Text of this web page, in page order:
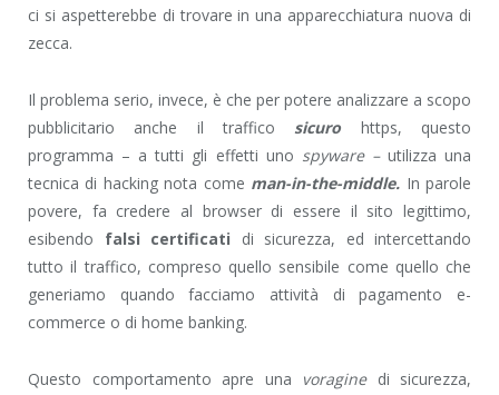
ci si aspetterebbe di trovare in una apparecchiatura nuova di
zecca.
Il problema serio, invece, è che per potere analizzare a scopo
pubblicitario anche il traffico sicuro https, questo
programma – a tutti gli effetti uno spyware –utilizza una
tecnica di hacking nota come man-in-the-middle. In parole
povere, fa credere al browser di essere il sito legittimo,
esibendo falsi certificati di sicurezza, ed intercettando
tutto il traffico, compreso quello sensibile come quello che
generiamo quando facciamo attività di pagamento e-
commerce o di home banking.
Questo comportamento apre una voraginedi sicurezza,